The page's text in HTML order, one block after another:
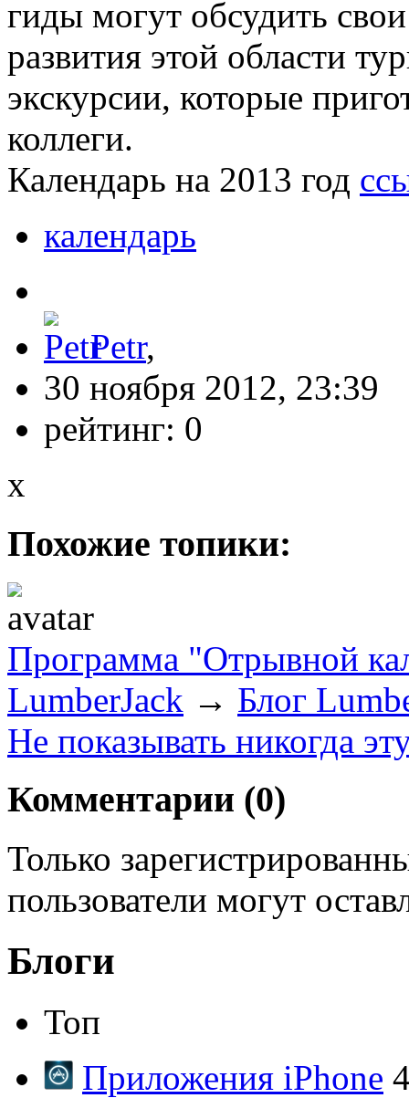
гиды могут обсудить
развития этой области
экскурсии, которые
коллеги.
Календарь на 2013 год
календарь
Petr,
30 ноября 2012, 23:39
рейтинг: 0
x
Похожие топики:
Программа "Отрывной
LumberJack → Блог
Не показывать никогда
Комментарии (0)
Только
пользователи могут
Блоги
Топ
Приложения iPhone